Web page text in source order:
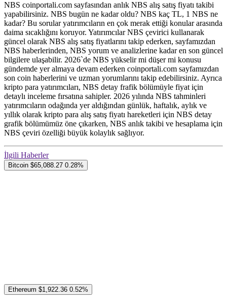
NBS coinportali.com sayfasından anlık NBS alış satış fiyatı takibi
yapabilirsiniz. NBS bugün ne kadar oldu? NBS kaç TL, 1 NBS ne
kadar? Bu sorular yatırımcıların en çok merak ettiği konular arasında
daima sıcaklığını koruyor. Yatırımcılar NBS çevirici kullanarak
güncel olarak NBS alış satış fiyatlarını takip ederken, sayfamızdan
NBS haberlerinden, NBS yorum ve analizlerine kadar en son güncel
bilgilere ulaşabilir. 2026`de NBS yükselir mi düşer mi konusu
gündemde yer almaya devam ederken coinportali.com sayfamızdan
son coin haberlerini ve uzman yorumlarını takip edebilirsiniz. Ayrıca
kripto para yatırımcıları, NBS detay frafik bölümüyle fiyat için
detaylı inceleme fırsatına sahipler. 2026 yılında NBS tahminleri
yatırımcıların odağında yer aldığından günlük, haftalık, aylık ve
yıllık olarak kripto para alış satış fiyatı hareketleri için NBS detay
grafik bölümümüz öne çıkarken, NBS anlık takibi ve hesaplama için
NBS çeviri özelliği büyük kolaylık sağlıyor.
İlgili Haberler
Bitcoin $65,088.27 0.28%
Ethereum $1,922.36 0.52%